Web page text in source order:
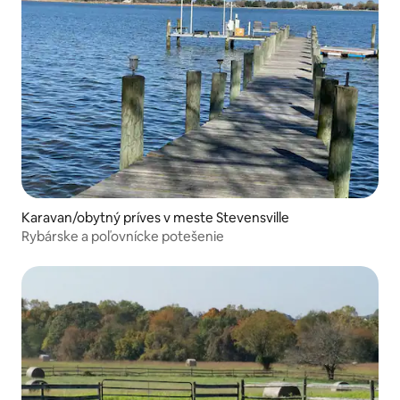
Karavan/obytný príves v meste Stevensville
Rybárske a poľovnícke potešenie